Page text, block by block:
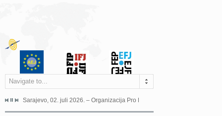
Navigate to...
Grada Sarajeva povodom Dana Sarajeva dugogodišnjoj...
Sarajevo, 02. juli 2026. – Organizacija Pro Educa juče je uspješno